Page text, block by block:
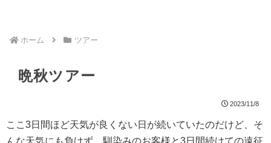
ホーム ツアー
晩秋ツアー
2023/11/8
ここ3日間ほど天気が良くない日が続いていたのだけど、そ
んな天気にも負けず、馴染みのお客様と3日間続けての遠征